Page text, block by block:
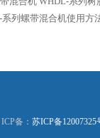
系列螺带混合机使用方
备： 苏ICP备12007325